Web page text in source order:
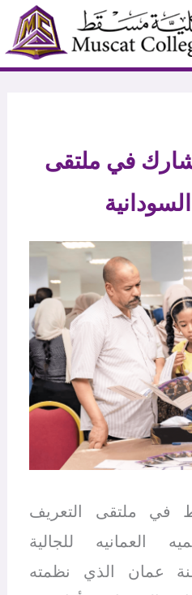
Skip
content
في ملتقى
السودانية
في ملتقى التعريف
العمانيه للجالية
عمان الذي نظمته